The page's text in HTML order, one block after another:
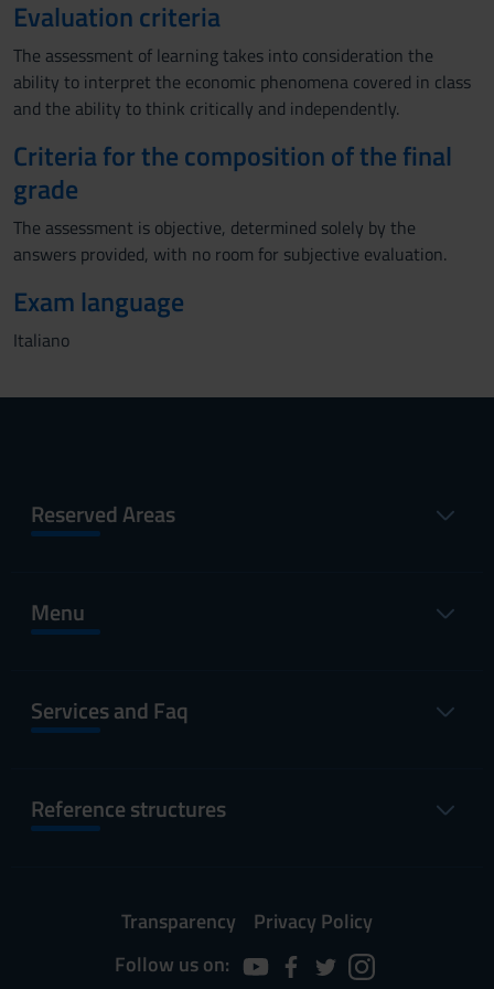
Evaluation criteria
The assessment of learning takes into consideration the
ability to interpret the economic phenomena covered in class
and the ability to think critically and independently.
Criteria for the composition of the final
grade
The assessment is objective, determined solely by the
answers provided, with no room for subjective evaluation.
Exam language
Italiano
Reserved Areas
Menu
Services and Faq
Reference structures
Transparency
Privacy Policy
Follow us on: